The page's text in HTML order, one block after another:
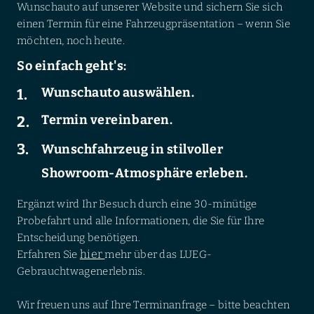
Wunschauto auf unserer Website und sichern Sie sich
einen Termin für eine Fahrzeugpräsentation – wenn Sie
möchten, noch heute.
So einfach geht's:
Wunschauto auswählen.
Termin vereinbaren.
Wunschfahrzeug in stilvoller
Showroom-Atmosphäre erleben.
Ergänzt wird Ihr Besuch durch eine 30-minütige
Probefahrt und alle Informationen, die Sie für Ihre
Entscheidung benötigen.
Erfahren Sie hiermehr über das LUEG-
Gebrauchtwagenerlebnis.
Wir freuen uns auf Ihre Terminanfrage – bitte beachten